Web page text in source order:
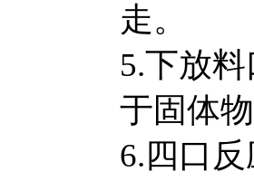
走。
5.下放
于固体
6.四口